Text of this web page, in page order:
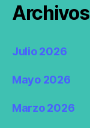
Archivos
Julio 2026
Mayo 2026
Marzo 2026